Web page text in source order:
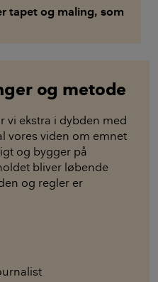
tapet og maling, som
og metode
vi ekstra i dybden med
vores viden om emnet
og bygger på
bliver løbende
og regler er